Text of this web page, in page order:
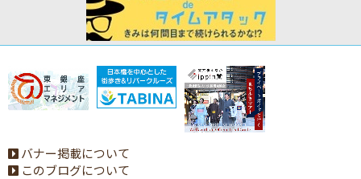
バナー掲載について
このブログについて